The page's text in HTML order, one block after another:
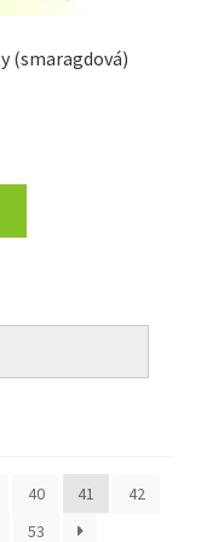
(smaragdová)
40 41
42
53